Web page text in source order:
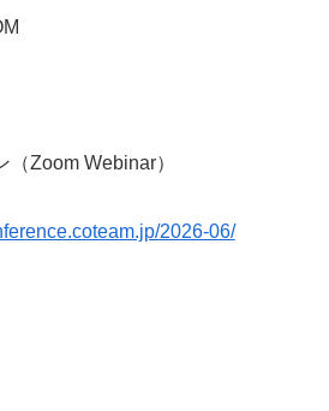
（Zoom Webinar）
2026-06/